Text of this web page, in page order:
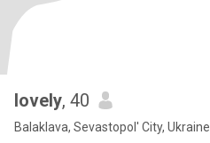
lovely, 40
Balaklava, Sevastopol' City, Ukraine